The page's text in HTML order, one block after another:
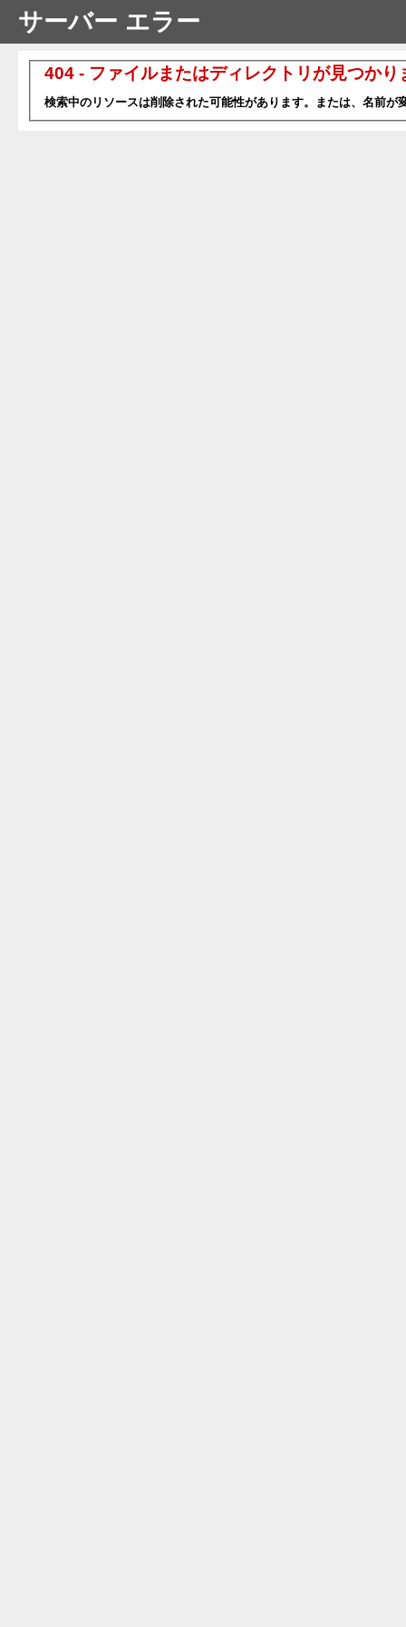
サーバー エラー
404 - ファイルまたはディレクトリが見つかり
検索中のリソースは削除された可能性があります。または、名前